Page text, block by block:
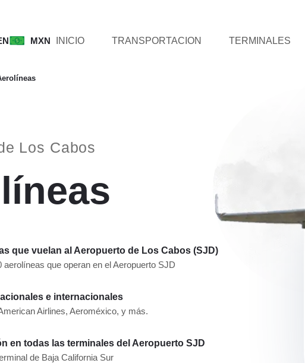
MXN INICIO TRANSPORTACION TERMINALES
Los Cabos
que vuelan al Aeropuerto de Los Cabos (SJD)
aerolíneas que operan en el Aeropuerto SJD
e internacionales
Airlines, Aeroméxico, y más.
en todas las terminales del Aeropuerto SJD
de Baja California Sur